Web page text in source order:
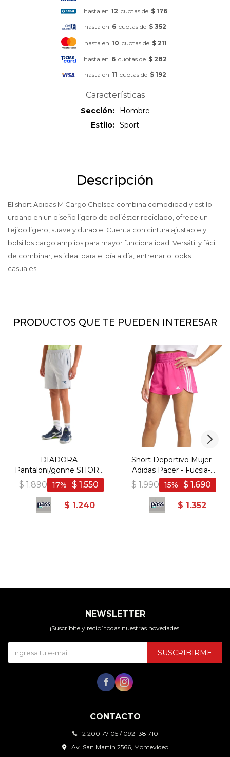
hasta en 12 cuotas de $ 176
hasta en 6 cuotas de $ 352
hasta en 10 cuotas de $ 211
hasta en 6 cuotas de $ 282
hasta en 11 cuotas de $ 192
Características
Sección
Hombre
Estilo
Sport
Descripción
El short Adidas M Cargo Chelsea combina comodidad y estilo
urbano en un diseño ligero de poliéster reciclado, ofrece un
tejido ligero, suave y durable. Cuenta con cintura ajustable y
bolsillos cargo amplios para mayor funcionalidad. Versátil y fácil
de combinar, es ideal para el día a día, entrenar o looks
casuales.
PRODUCTOS QUE TE PUEDEN INTERESAR
DIADORA
Pantaloni/gonne SHORT
9'' CORE T2 - Gris
$ 1.890 $ 1.550
17
$ 1.240
Short Deportivo Mujer
Adidas Pacer - Fucsia-
Blanco
$ 1.990 $ 1.690
15
$ 1.352
CONTACTO
2 200 77 05 / 092 138 710
Av. San Martin 2566, Montevideo
NEWSLETTER
¡Suscribite y recibí todas nuestras novedades!
SUSCRIBIRME
 